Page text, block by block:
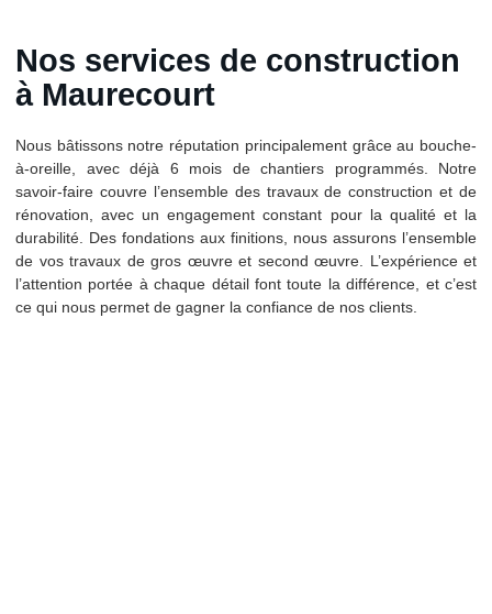
Nos services de construction
à Maurecourt
Nous bâtissons notre réputation principalement grâce au bouche-
à-oreille, avec déjà 6 mois de chantiers programmés. Notre
savoir-faire couvre l’ensemble des travaux de construction et de
rénovation, avec un engagement constant pour la qualité et la
durabilité. Des fondations aux finitions, nous assurons l’ensemble
de vos travaux de gros œuvre et second œuvre. L’expérience et
l’attention portée à chaque détail font toute la différence, et c’est
ce qui nous permet de gagner la confiance de nos clients.